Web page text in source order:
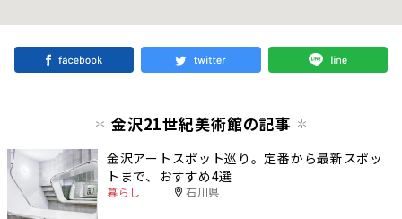
金沢21世紀美術館の記事
金沢アートスポット巡り。定番から最新スポッ
トまで、おすすめ4選
暮らし 石川県